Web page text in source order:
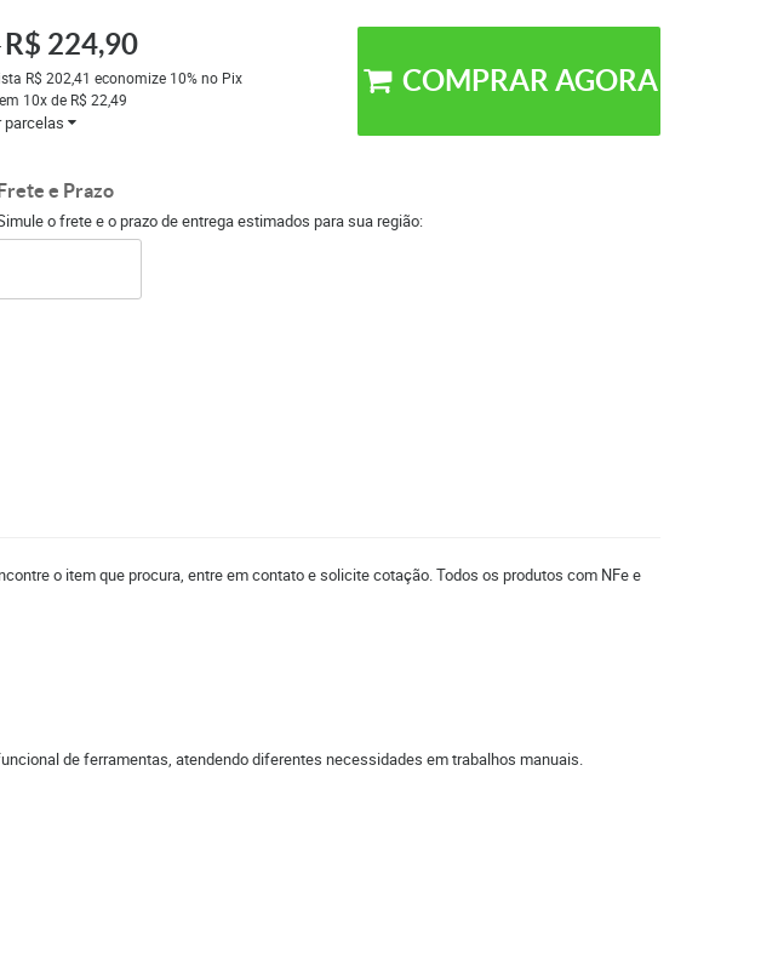
R$ 224,90
R$ 202,41 economize 10%no Pix
10xde R$ 22,49
parcelas
COMPRAR AGORA
e Prazo
o frete e o prazo de entrega estimados para sua região:
o item que procura, entre em contato e solicite cotação. Todos os produtos com NFe e
de ferramentas, atendendo diferentes necessidades em trabalhos manuais.